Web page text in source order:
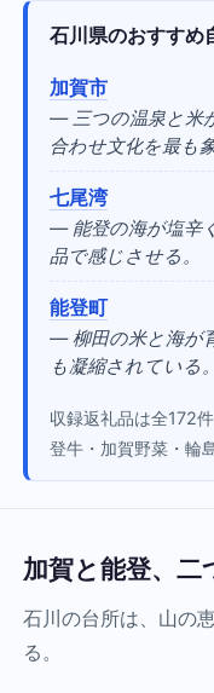
石川県のおすすめ
加賀市
— 三つの温泉と米
合わせ文化を最も
七尾湾
— 能登の海が塩辛
品で感じさせる。
能登町
— 柳田の米と海が
も凝縮されている。
収録返礼品は全172
登牛・加賀野菜・輪
加賀と能登、二
石川の台所は、山の
る。